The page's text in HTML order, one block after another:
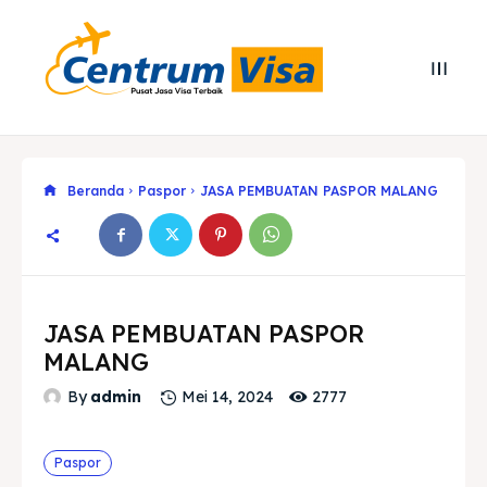
Beranda Paspor JASA PEMBUATAN PASPOR MALANG
JASA PEMBUATAN PASPOR
MALANG
By admin Mei 14, 2024 2777
Paspor